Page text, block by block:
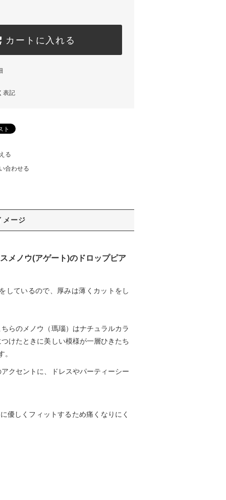
カートに入れる
表記
る
合わせる
メージ
メノウ(アゲート)のドロップピア
しているので、厚みは薄くカットをし
らのメノウ（瑪瑙）はナチュラルカラ
けたときに美しい模様が一層ひきたち
クセントに、ドレスやパーティーシー
優しくフィットするため痛くなりにく